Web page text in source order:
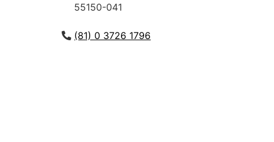
55150-041
(81) 0 3726 1796